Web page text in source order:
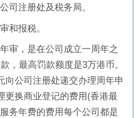
注册处及税务局。
报税。
，是在公司成立一周年之
，最高罚款额度是3万港币。
向公司注册处递交办理周年申
更换商业登记的费用(香港最
务年费的费用每个公司都是